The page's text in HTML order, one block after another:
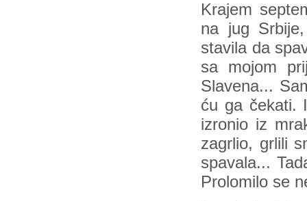
Krajem
na jug
stavila da
sa mojom
Slavena...
ću ga čekati.
izronio iz
zagrlio, grlili
spavala...
Prolomilo se